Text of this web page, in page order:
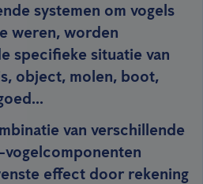
systemen om vogels
weren, worden
specifieke situatie van
object, molen, boot,
van verschillende
effect door rekening